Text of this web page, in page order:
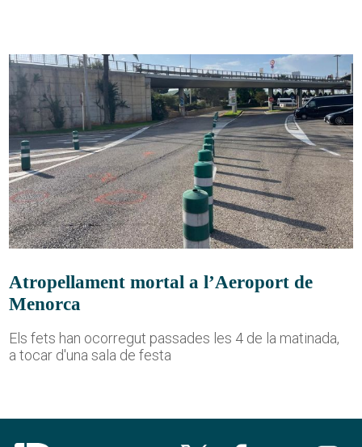
Atropellament mortal a l’Aeroport de
Menorca
Els fets han ocorregut passades les 4 de la matinada,
a tocar d'una sala de festa